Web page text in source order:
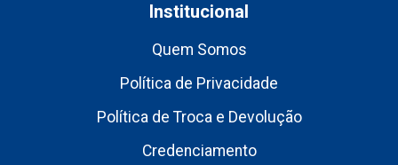
Institucional
Quem Somos
Política de Privacidade
Política de Troca e Devolução
Credenciamento